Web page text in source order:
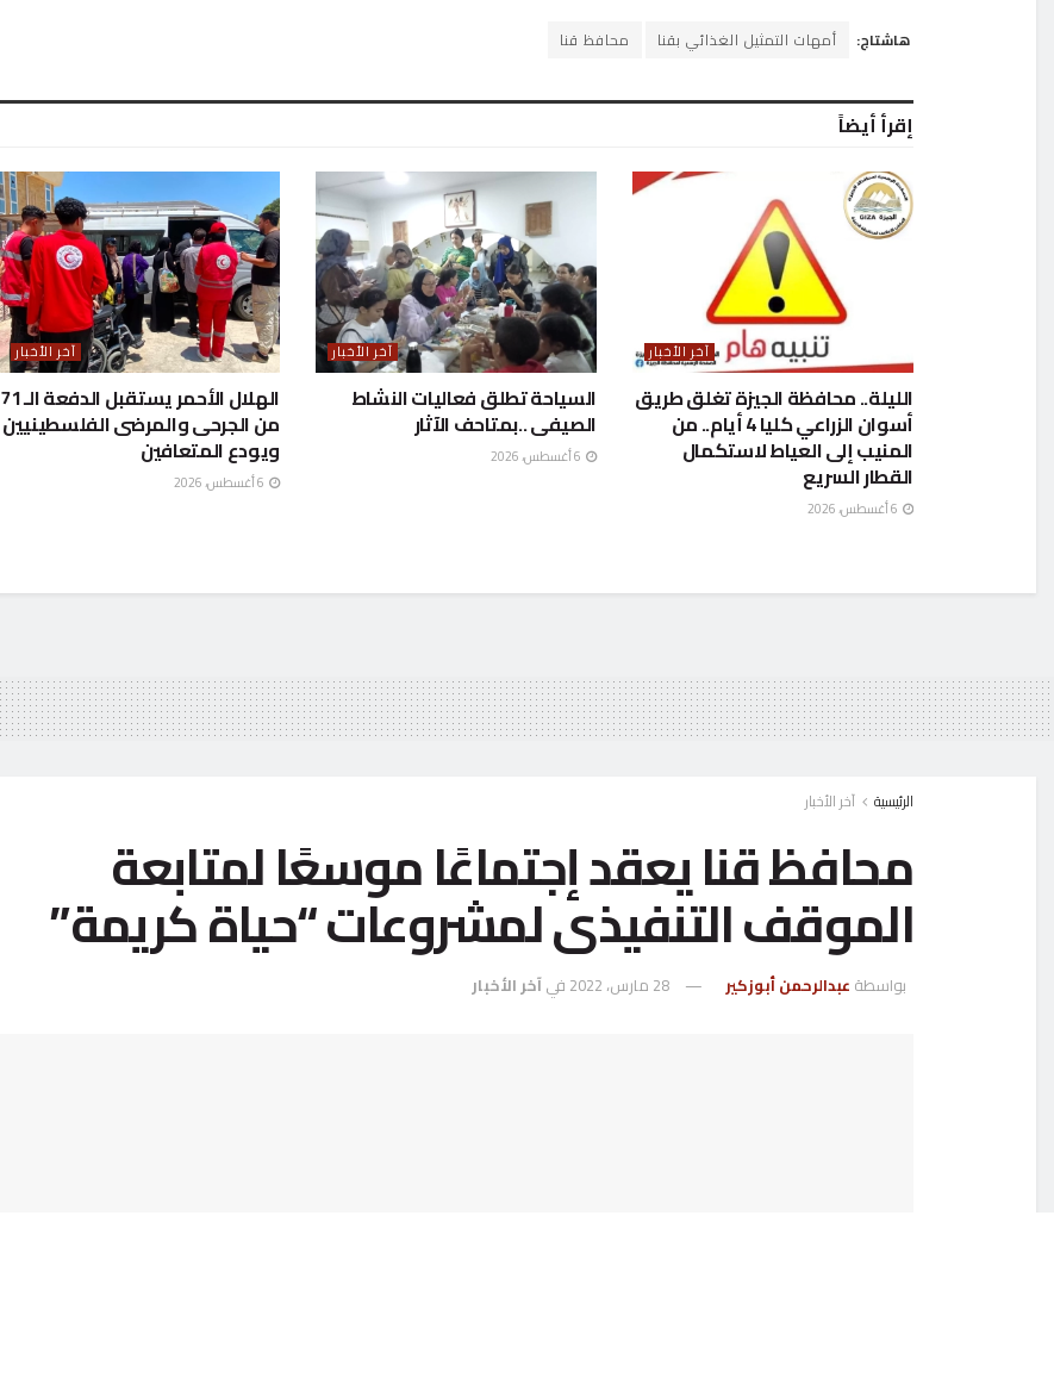
هاشتاج: أمهات التمثيل الغذائي بقنا محافظ قنا
إقرأ أيضاً
آخر الأخبار
الليلة.. محافظة الجيزة تغلق طريق
أسوان الزراعي كليا 4 أيام.. من
المنيب إلى العياط لاستكمال
القطار السريع
آخر الأخبار
السياحة تطلق فعاليات النشاط
الصيفى ..بمتاحف الآثار
آخر الأخبار
الهلال الأحمر يستقبل الدفعة الـ 71
من الجرحى والمرضى الفلسطينيين
ويودع المتعافين
الرئيسية آخر الأخبار
محافظ قنا يعقد إجتماعًا موسعًا لمتابعة
الموقف التنفيذى لمشروعات “حياة كريمة”
بواسطة عبدالرحمن أبوزكير 28 مارس، 2022 فيآخر الأخبار